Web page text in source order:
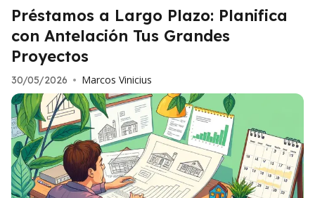
anifica con Antelación Tus G
randes Proyectos
Préstamos a Largo Plazo: Planifica
con Antelación Tus Grandes
Proyectos
30/05/2026 • Marcos Vinicius